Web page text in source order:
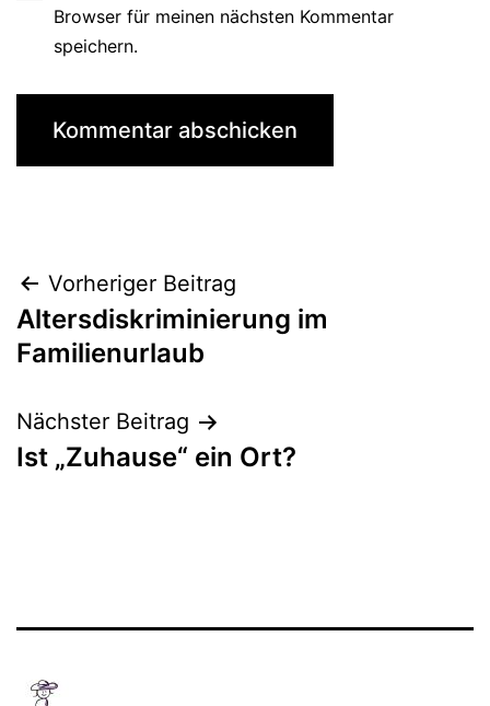
Browser für meinen nächsten Kommentar
speichern.
Beitragsnavigation
Vorheriger Beitrag
Altersdiskriminierung im
Familienurlaub
Nächster Beitrag
Ist „Zuhause“ ein Ort?